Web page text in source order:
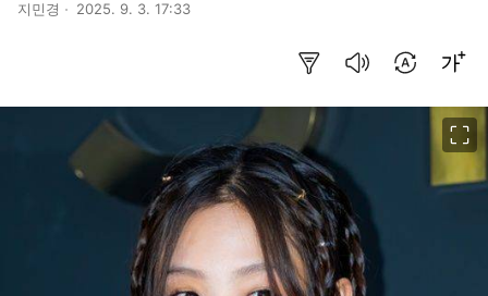
지민경 2025. 9. 3. 17:33